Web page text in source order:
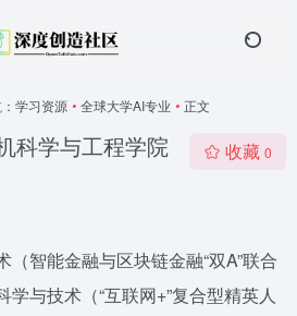
学习资源 • 全球大学AI专业 • 正文
科学与工程学院 收藏 0
智能金融与区块链金融“双A”联合
与技术（“互联网+”复合型精英人